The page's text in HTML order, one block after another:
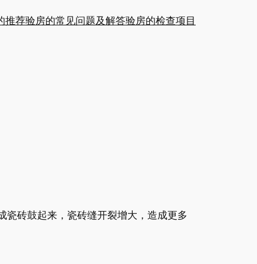
推荐验房的常见问题及解答验房的检查项目
砖鼓起来，瓷砖缝开裂增大，造成更多